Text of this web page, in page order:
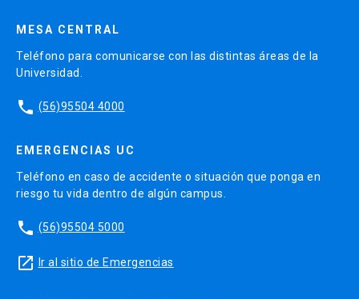
MESA CENTRAL
Teléfono para comunicarse con las distintas áreas de la
Universidad.
phone (56)95504 4000
EMERGENCIAS UC
Teléfono en caso de accidente o situación que ponga en
riesgo tu vida dentro de algún campus.
phone (56)95504 5000
launch Ir al sitio de Emergencias